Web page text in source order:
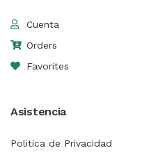
Cuenta
Orders
Favorites
Asistencia
Politica de Privacidad